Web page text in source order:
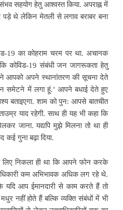
सहयोग हेतु आश्वस्त किया. अपराह्न में
थे लेकिन मेतली से लगाव बराबर बना
19 का कोहराम चरम पर था. अचानक
कोविड-19 संबंधी जन जागरूकता हेतु
आपको अपने स्थानांतरण की सूचना देते
समेटने में लगा हूं.’ आपने बधाई देते हुए
बताइएगा. शाम को पुन: आपसे बातचीत
याद रहेगी. साथ ही यह भी कहा कि
जाना. यद्यपि मुझे मिलना तो था ही
गुना बढ़ा दिया.
निकला ही था कि आपने फोन करके
कम अभिभावक अधिक लग रहे थे.
यदि आप ईमानदारी से काम करते हैं तो
नहीं होते हैं बल्कि व्यक्ति संबंधों में भी